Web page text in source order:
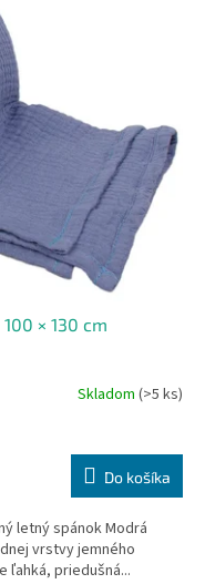
× 130 cm
Skladom (>5 ks)
Do košíka
letný spánok Modrá
vrstvy jemného
ľahká, priedušná...